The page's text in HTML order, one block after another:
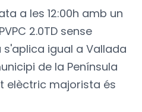
a les 12:00h amb un
2.0TD sense
igual a Vallada
de la Península
elèctric majorista és